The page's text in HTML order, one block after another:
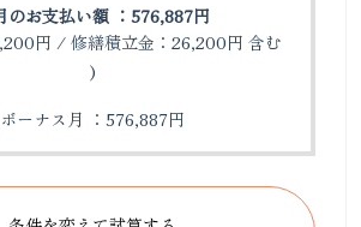
のお支払い額 ：576,887円
円 / 修繕積立金：26,200円 含む
)
ボーナス月 ：576,887円